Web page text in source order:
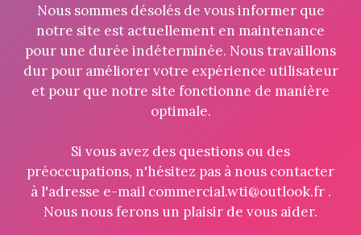
Nous sommes désolés de vous informer que
notre site est actuellement en maintenance
pour une durée indéterminée. Nous travaillons
dur pour améliorer votre expérience utilisateur
et pour que notre site fonctionne de manière
optimale.
Si vous avez des questions ou des
préoccupations, n'hésitez pas à nous contacter
à l'adresse e-mail commercial.wti@outlook.fr .
Nous nous ferons un plaisir de vous aider.